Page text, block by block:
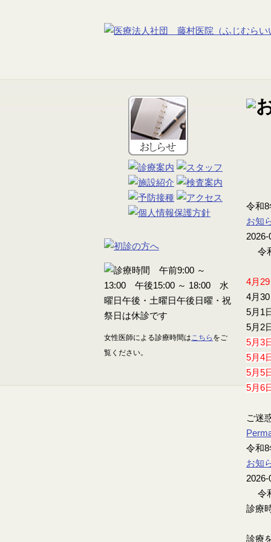
女性医師による診療時間はこちら をご
覧ください。
令和
お知
2026-
令
4月
4月
5月1
5月2
5月3
5月4
5月5
5月6
ご迷
令和
お知
2026-
令
診療
診療